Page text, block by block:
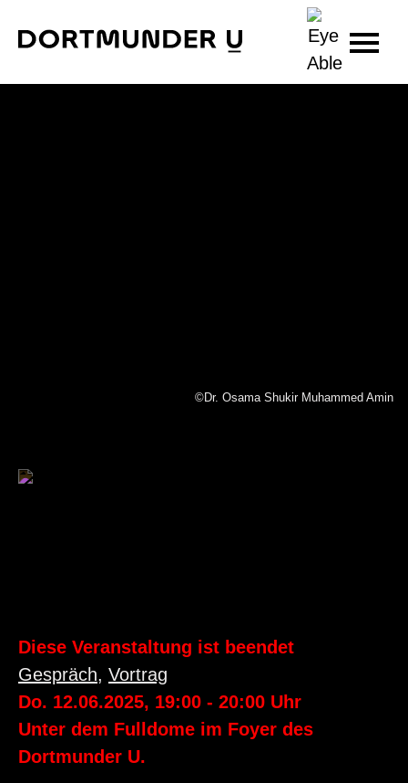
©Dr. Osama Shukir Muhammed Amin
Diese Veranstaltung ist beendet
Gespräch, Vortrag
Do. 12.06.2025, 19:00 - 20:00 Uhr
Unter dem Fulldome im Foyer des
Dortmunder U.